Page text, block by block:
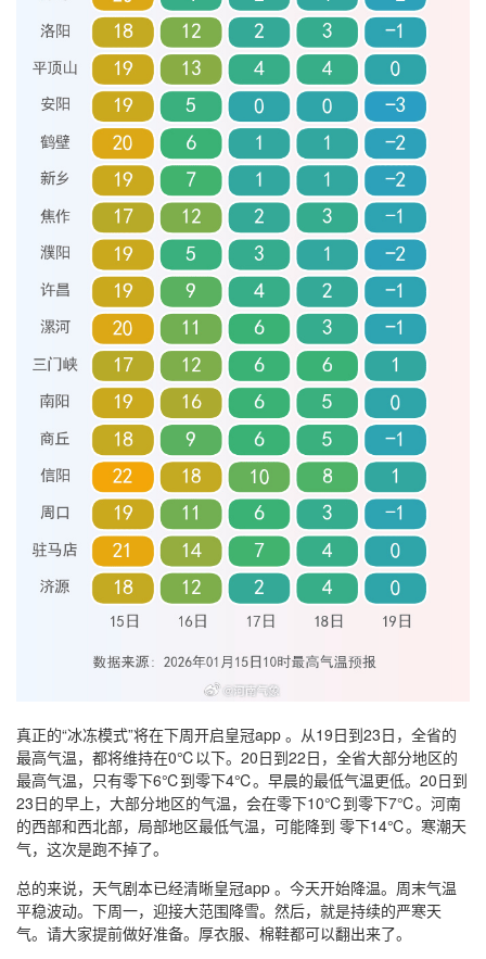
真正的“冰冻模式”将在下周开启皇冠app 。从19日到23日，全省的
最高气温，都将维持在0℃以下。20日到22日，全省大部分地区的
最高气温，只有零下6℃到零下4℃。早晨的最低气温更低。20日到
23日的早上，大部分地区的气温，会在零下10℃到零下7℃。河南
的西部和西北部，局部地区最低气温，可能降到 零下14℃。寒潮天
气，这次是跑不掉了。
总的来说，天气剧本已经清晰皇冠app 。今天开始降温。周末气温
平稳波动。下周一，迎接大范围降雪。然后，就是持续的严寒天
气。请大家提前做好准备。厚衣服、棉鞋都可以翻出来了。